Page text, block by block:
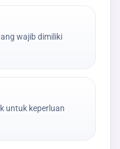
wajib dimiliki
untuk keperluan